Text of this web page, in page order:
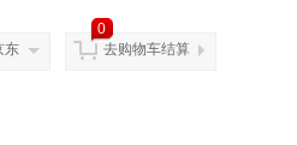
东
0
去购物车结算